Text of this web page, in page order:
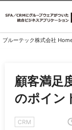
ブルーテック株式会社
顧客満足
のポイン
CRM